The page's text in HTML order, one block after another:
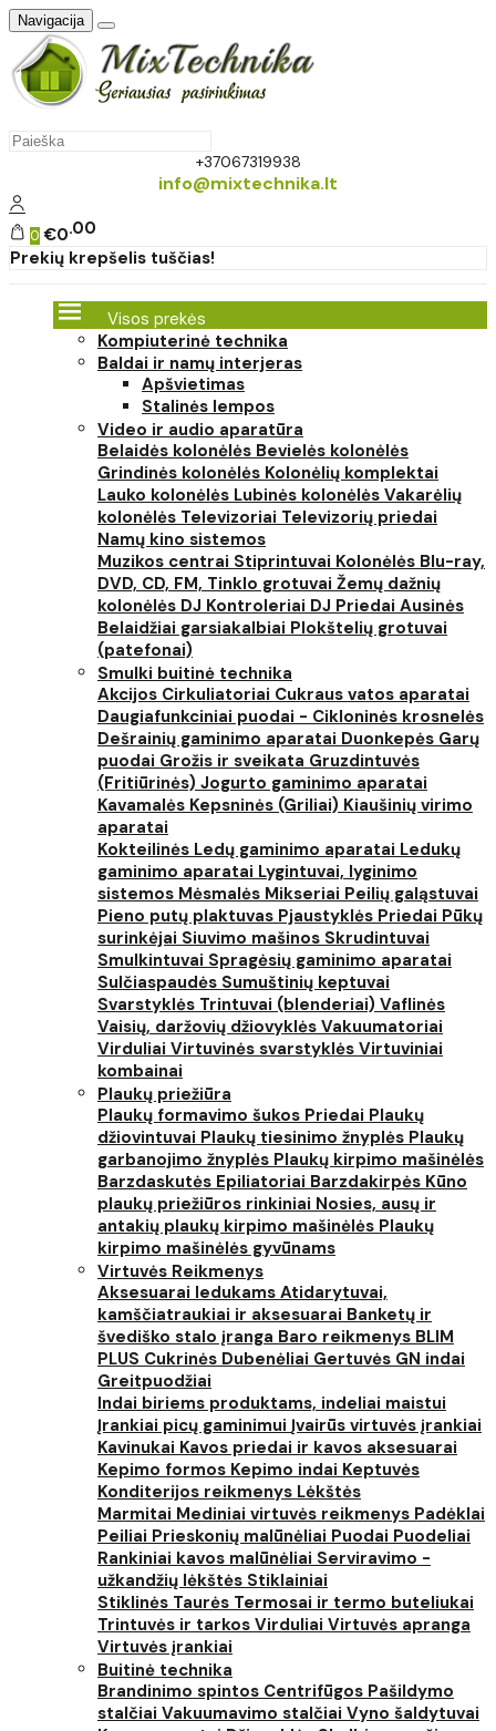
Navigacija
+37067319938
info@mixtechnika.lt
0 €0 00
Prekių krepšelis tuščias!
Visos prekės
Kompiuterinė technika
Baldai ir namų interjeras
Apšvietimas
Stalinės lempos
Video ir audio aparatūra
Belaidės kolonėlės Bevielės kolonėlės
Grindinės kolonėlės Kolonėlių komplektai
Lauko kolonėlės Lubinės kolonėlės Vakarėlių
kolonėlės Televizoriai Televizorių priedai
Namų kino sistemos
Muzikos centrai Stiprintuvai Kolonėlės Blu-ray,
DVD, CD, FM, Tinklo grotuvai Žemų dažnių
kolonėlės DJ Kontroleriai DJ Priedai Ausinės
Belaidžiai garsiakalbiai Plokštelių grotuvai
(patefonai)
Smulki buitinė technika
Akcijos Cirkuliatoriai Cukraus vatos aparatai
Daugiafunkciniai puodai - Cikloninės krosnelės
Dešrainių gaminimo aparatai Duonkepės Garų
puodai Grožis ir sveikata Gruzdintuvės
(Fritiūrinės) Jogurto gaminimo aparatai
Kavamalės Kepsninės (Griliai) Kiaušinių virimo
aparatai
Kokteilinės Ledų gaminimo aparatai Ledukų
gaminimo aparatai Lygintuvai, lyginimo
sistemos Mėsmalės Mikseriai Peilių galąstuvai
Pieno putų plaktuvas Pjaustyklės Priedai Pūkų
surinkėjai Siuvimo mašinos Skrudintuvai
Smulkintuvai Spragėsių gaminimo aparatai
Sulčiaspaudės Sumuštinių keptuvai
Svarstyklės Trintuvai (blenderiai) Vaflinės
Vaisių, daržovių džiovyklės Vakuumatoriai
Virduliai Virtuvinės svarstyklės Virtuviniai
kombainai
Plaukų priežiūra
Plaukų formavimo šukos Priedai Plaukų
džiovintuvai Plaukų tiesinimo žnyplės Plaukų
garbanojimo žnyplės Plaukų kirpimo mašinėlės
Barzdaskutės Epiliatoriai Barzdakirpės Kūno
plaukų priežiūros rinkiniai Nosies, ausų ir
antakių plaukų kirpimo mašinėlės Plaukų
kirpimo mašinėlės gyvūnams
Virtuvės Reikmenys
Aksesuarai ledukams Atidarytuvai,
kamščiatraukiai ir aksesuarai Banketų ir
švediško stalo įranga Baro reikmenys BLIM
PLUS Cukrinės Dubenėliai Gertuvės GN indai
Greitpuodžiai
Indai biriems produktams, indeliai maistui
Įrankiai picų gaminimui Įvairūs virtuvės įrankiai
Kavinukai Kavos priedai ir kavos aksesuarai
Kepimo formos Kepimo indai Keptuvės
Konditerijos reikmenys Lėkštės
Marmitai Mediniai virtuvės reikmenys Padėklai
Peiliai Prieskonių malūnėliai Puodai Puodeliai
Rankiniai kavos malūnėliai Serviravimo -
užkandžių lėkštės Stiklainiai
Stiklinės Taurės Termosai ir termo buteliukai
Trintuvės ir tarkos Virduliai Virtuvės apranga
Virtuvės įrankiai
Buitinė technika
Brandinimo spintos Centrifūgos Pašildymo
stalčiai Vakuumavimo stalčiai Vyno šaldytuvai